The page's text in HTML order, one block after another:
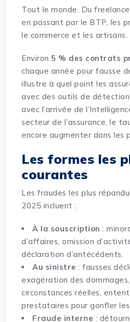
Tout le monde. Du
en passant par le BTP, les
le commerce et les artisans.
Environ 5 % des contrats
chaque année pour fausse
illustre à quel point les
avec des outils de
avec l’arrivée de
secteur de l’assurance, le
encore augmenter dans les
Les formes les
courantes
Les fraudes les plus
2025 incluent :
À la souscription :
d’affaires, omission
déclaration d’antécédents.
Au sinistre : fausses
exagération des
circonstances réelles,
prestataires pour gonfler
Fraude interne :